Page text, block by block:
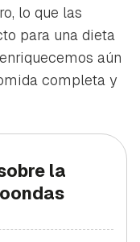
lo que las
para una dieta
aún
completa y
la